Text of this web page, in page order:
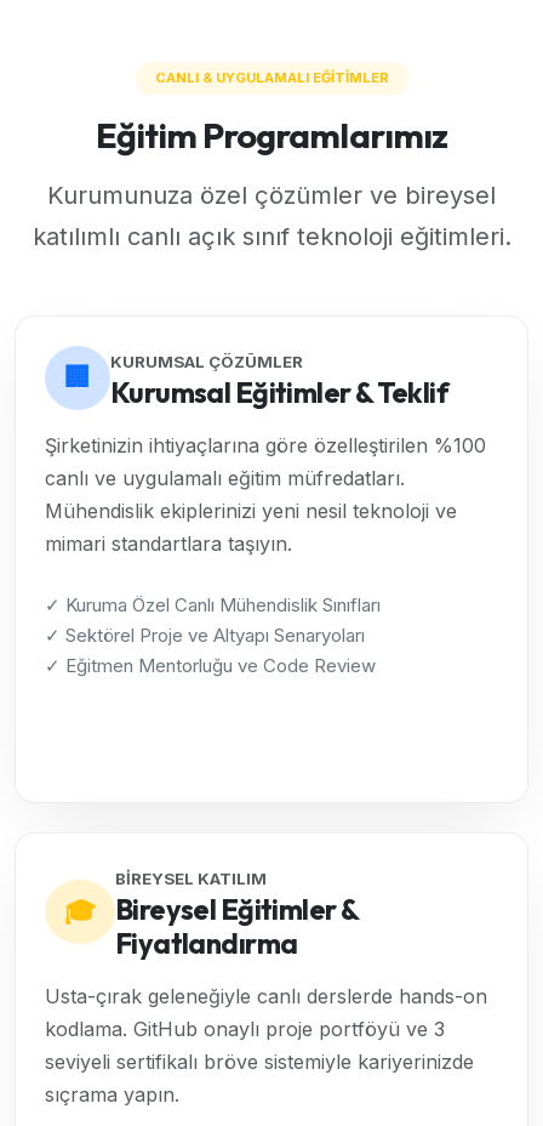
CANLI & UYGULAMALI EĞİTİMLER
Eğitim Programlarımız
Kurumunuza özel çözümler ve bireysel
katılımlı canlı açık sınıf teknoloji eğitimleri.
🏢 KURUMSAL ÇÖZÜMLER
Kurumsal Eğitimler & Teklif
Şirketinizin ihtiyaçlarına göre özelleştirilen %100
canlı ve uygulamalı eğitim müfredatları.
Mühendislik ekiplerinizi yeni nesil teknoloji ve
mimari standartlara taşıyın.
✓ Kuruma Özel Canlı Mühendislik Sınıfları
✓ Sektörel Proje ve Altyapı Senaryoları
✓ Eğitmen Mentorluğu ve Code Review
🎓
BİREYSEL KATILIM
Bireysel Eğitimler &
Fiyatlandırma
Usta-çırak geleneğiyle canlı derslerde hands-on
kodlama. GitHub onaylı proje portföyü ve 3
seviyeli sertifikalı bröve sistemiyle kariyerinizde
sıçrama yapın.